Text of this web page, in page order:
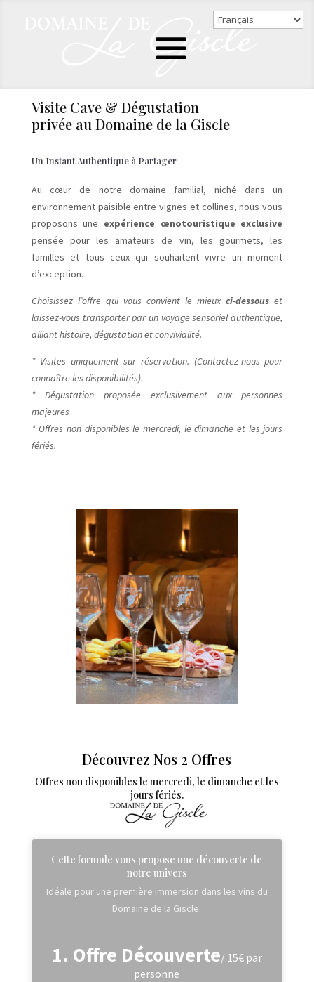
Visite Cave & Dégustation
privée au Domaine de la Giscle
Un Instant Authentique à Partager
Au cœur de notre domaine familial, niché dans un
environnement paisible entre vignes et collines, nous vous
proposons une expérience œnotouristique exclusive
pensée pour les amateurs de vin, les gourmets, les
familles et tous ceux qui souhaitent vivre un moment
d’exception.
Choisissez l’offre qui vous convient le mieuxci-dessous et
laissez-vous transporter par un voyage sensoriel authentique,
alliant histoire, dégustation et convivialité.
* Visites uniquement sur réservation. (Contactez-nous pour
connaître les disponibilités).
* Dégustation proposée exclusivement aux personnes
majeures
* Offres non disponibles le mercredi, le dimanche et les jours
fériés.
Découvrez Nos 2 Offres
Offres non disponibles le mercredi, le dimanche et les
jours fériés.
Cette formule vous propose une découverte de
notre univers
Idéale pour une première immersion dans les vins du
Domaine de la Giscle.
1. Offre Découverte/ 15€ par
personne